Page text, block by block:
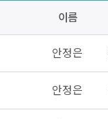
이름
안정은
안정은